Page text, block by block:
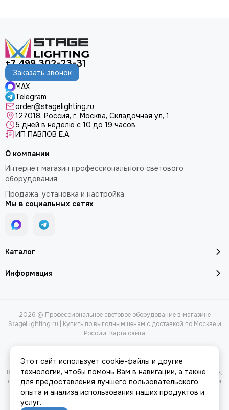
+7 499 302-23-31
Заказать звонок
MAX
Telegram
order@stagelighting.ru
127018, Россия, г. Москва, Складочная ул, 1
5 дней в неделю с 10 до 19 часов
ИП ПАВЛОВ Е.А.
Каталог
Информация
О компании
Интернет магазин профессионального светового
оборудования.
Продажа, установка и настройка.
Мы в социальных сетях
2026 © Профессиональное световое оборудование в магазине
StageLighting.ru | Купить по выгодным ценам с доставкой по Москве и
России. Карта сайта
Вся представленная на сайте информация, касающаяся характеристик,
стоимости товаров и услуг, носит информационный характер и ни при
каких условиях не является публичной офертой, определяемой
положениями Статьи 437(2) Гражданского кодекса РФ.
Этот сайт использует cookie-файлы и другие
технологии, чтобы помочь Вам в навигации, а также
для предоставления лучшего пользовательского
опыта и анализа использования наших продуктов и
услуг.